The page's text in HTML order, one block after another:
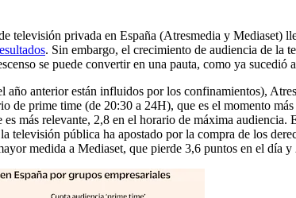
televisión privada en España (Atresmedia y Mediaset)
. Sin embargo, el crecimiento de audiencia de la
se puede convertir en una pauta, como ya
año anterior están influidos por los confinamientos),
de prime time (de 20:30 a 24H), que es el momento
más relevante, 2,8 en el horario de máxima audiencia.
televisión pública ha apostado por la compra de los
medida a Mediaset, que pierde 3,6 puntos en el día